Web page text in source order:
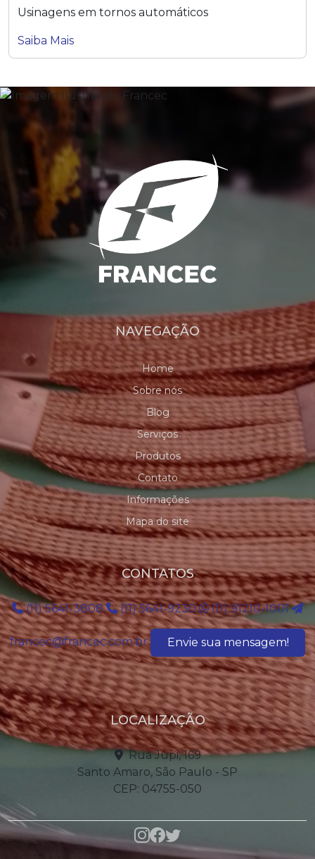
Saiba Mais
NAVEGAÇÃO
Home
Sobre nós
Blog
Serviços
Produtos
Contato
Informações
Mapa do site
CONTATOS
(11) 5641-3808 (11) 5641-9230 (11) 91210-1001
francec@francec.com.br Envie sua mensagem!
LOCALIZAÇÃO
Rua Jupi, 169
Santo Amaro, São Paulo - SP
CEP: 04755-050